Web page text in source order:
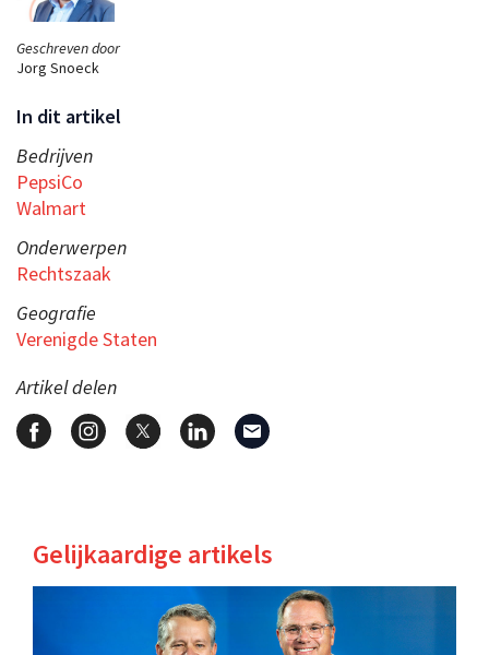
Geschreven door
Jorg Snoeck
In dit artikel
Bedrijven
PepsiCo
Walmart
Onderwerpen
Rechtszaak
Geografie
Verenigde Staten
Artikel delen
Gelijkaardige artikels